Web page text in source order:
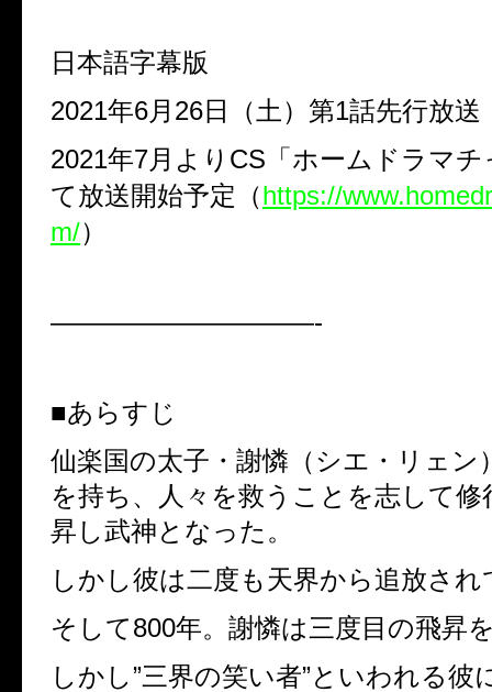
日本語字幕版
2021年6月 26日（土）第1話先行放送
2021年7月より CS 「ホームドラマ
て放送開始予定（https://
m/）
——————————-
■あらすじ
仙楽国の太子・謝憐（シエ・リェン
を持ち、人々を救うことを志して修
昇し武神となった。
しかし彼は二度も天界から追放さ
そして800年。謝憐は三度目の飛昇
しかし”三界の笑い者”といわれる彼